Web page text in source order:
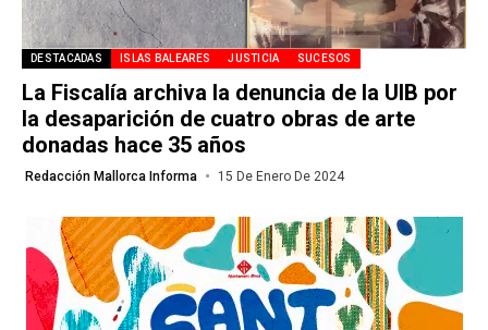
DESTACADAS ISLAS BALEARES JUSTICIA SUCESOS
La Fiscalía archiva la denuncia de la UIB por
la desaparición de cuatro obras de arte
donadas hace 35 años
Redacción Mallorca Informa 15 De Enero De 2024